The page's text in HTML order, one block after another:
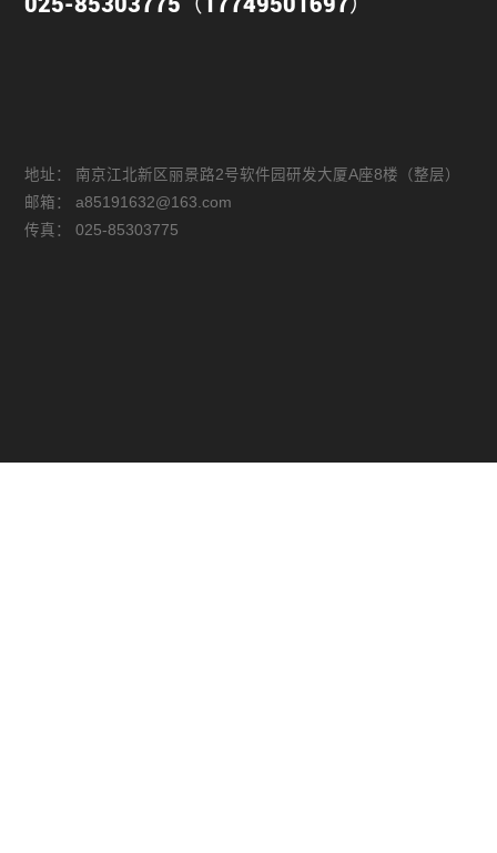
025-85303775（17749501697）
地址：
南京江北新区丽景路2号软件园研发大厦A座8楼（整层）
邮箱：
a85191632@163.com
传真：
025-85303775